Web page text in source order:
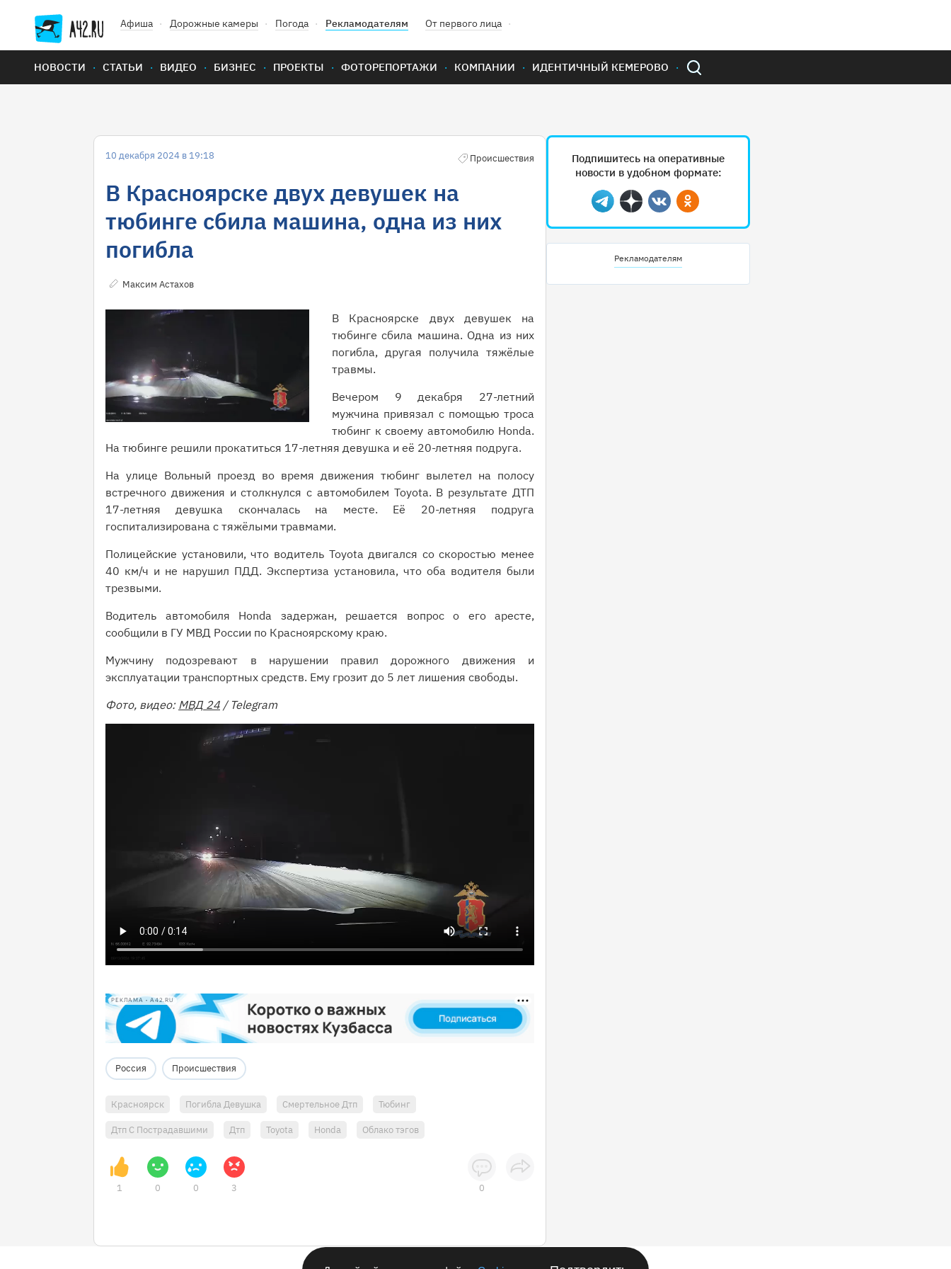
Афиша Дорожные камеры Погода Рекламодателям От первого лица
НОВОСТИ СТАТЬИ ВИДЕО БИЗНЕС ПРОЕКТЫ ФОТОРЕПОРТАЖИ КОМПАНИИ ИДЕНТИЧНЫЙ КЕМЕРОВО
10 декабря 2024 в 19:18 Происшествия
В Красноярске двух девушек на
тюбинге сбила машина, одна из них
погибла
Максим Астахов
В Красноярске двух девушек на
тюбинге сбила машина. Одна из них
погибла, другая получила тяжёлые
травмы.
Вечером 9 декабря 27-летний
мужчина привязал с помощью троса
тюбинг к своему автомобилю Honda.
На тюбинге решили прокатиться 17-летняя девушка и её 20-летняя подруга.
На улице Вольный проезд во время движения тюбинг вылетел на полосу
встречного движения и столкнулся с автомобилем Toyota. В результате ДТП
17-летняя девушка скончалась на месте. Её 20-летняя подруга
госпитализирована с тяжёлыми травмами.
Полицейские установили, что водитель Toyota двигался со скоростью менее
40 км/ч и не нарушил ПДД. Экспертиза установила, что оба водителя были
трезвыми.
Водитель автомобиля Honda задержан, решается вопрос о его аресте,
сообщили в ГУ МВД России по Красноярскому краю.
Мужчину подозревают в нарушении правил дорожного движения и
эксплуатации транспортных средств. Ему грозит до 5 лет лишения свободы.
Фото, видео: МВД 24 / Telegram
РЕКЛАМА • A42.RU
Россия Происшествия
Красноярск Погибла Девушка Смертельное Дтп Тюбинг
Дтп С Пострадавшими Дтп Toyota Honda Облако тэгов
1 0 0 3 0
Подпишитесь на оперативные
новости в удобном формате:
Telegram
ДзенВконтактеОдноклассники
Рекламодателям